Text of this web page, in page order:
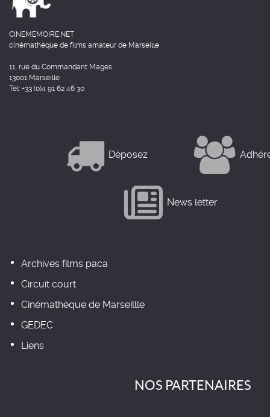
CINEMEMOIRE.NET
cinémathèque de films amateur de Marseille
11, rue du Commandant Mages
13001 Marseille
Tél: +33 (0)4 91 62 46 30
Déposez
News letter
Archives films paca
Circuit court
Cinémathèque de Marseillle
GEDEC
Liens
NOS PARTENAIRES